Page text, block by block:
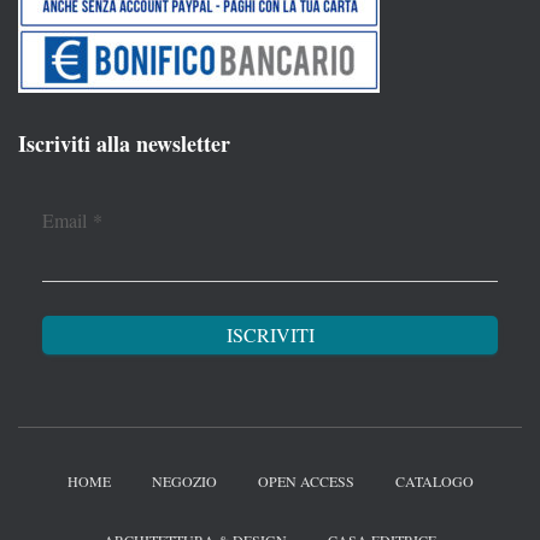
Iscriviti alla newsletter
Email *
HOME NEGOZIO OPEN ACCESS CATALOGO